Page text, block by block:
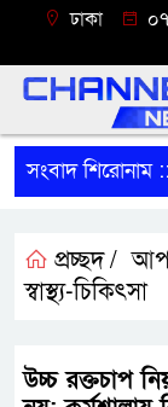
ঢাকা
সংবাদ শিরোনাম ::
শ্রীবরদীতে
প্রচ্ছদ /
স্বাস্থ্য-চিকিৎসা
উচ্চ রক্তচাপ